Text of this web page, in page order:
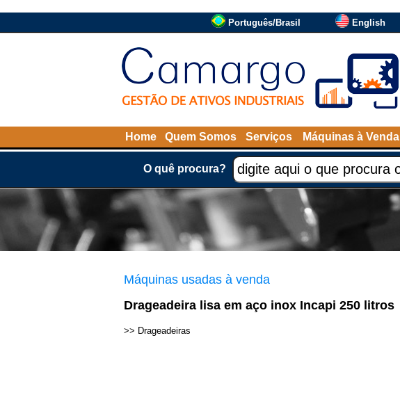
Português/Brasil English
Home Quem Somos Serviços Máquinas à Venda
O quê procura?
Máquinas usadas à venda
Drageadeira lisa em aço inox Incapi 250 litros
>> Drageadeiras